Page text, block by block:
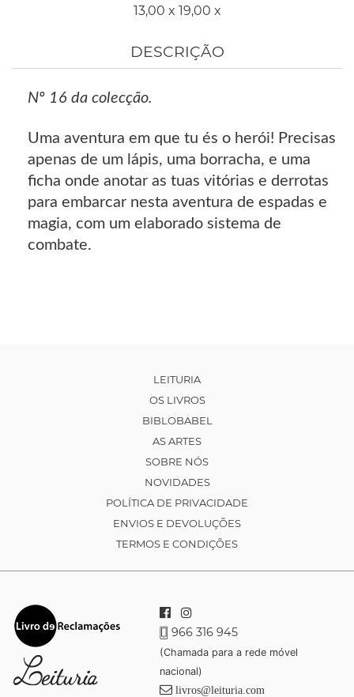
13,00 x 19,00 x
DESCRIÇÃO
Nº 16 da colecção.
Uma aventura em que tu és o herói! Precisas
apenas de um lápis, uma borracha, e uma
ficha onde anotar as tuas vitórias e derrotas
para embarcar nesta aventura de espadas e
magia, com um elaborado sistema de
combate.
LEITURIA
OS LIVROS
BIBLOBABEL
AS ARTES
SOBRE NÓS
NOVIDADES
POLÍTICA DE PRIVACIDADE
ENVIOS E DEVOLUÇÕES
TERMOS E CONDIÇÕES
966 316 945
(Chamada para a rede móvel
nacional)
livros@leituria.com